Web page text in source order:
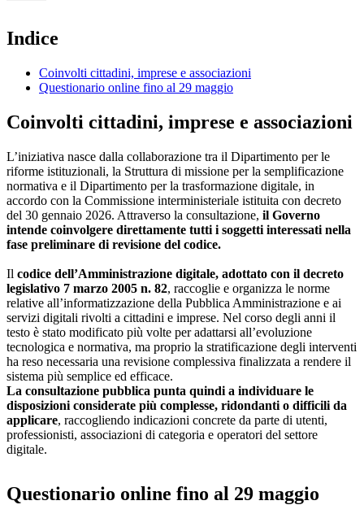
Indice
Coinvolti cittadini, imprese e associazioni
Questionario online fino al 29 maggio
Coinvolti cittadini, imprese e associazioni
L’iniziativa nasce dalla collaborazione tra il Dipartimento per le
riforme istituzionali, la Struttura di missione per la semplificazione
normativa e il Dipartimento per la trasformazione digitale, in
accordo con la Commissione interministeriale istituita con decreto
del 30 gennaio 2026. Attraverso la consultazione, il Governo
intende coinvolgere direttamente tutti i soggetti interessati nella
fase preliminare di revisione del codice.
Il codice dell’Amministrazione digitale, adottato con il decreto
legislativo 7 marzo 2005 n. 82, raccoglie e organizza le norme
relative all’informatizzazione della Pubblica Amministrazione e ai
servizi digitali rivolti a cittadini e imprese. Nel corso degli anni il
testo è stato modificato più volte per adattarsi all’evoluzione
tecnologica e normativa, ma proprio la stratificazione degli interventi
ha reso necessaria una revisione complessiva finalizzata a rendere il
sistema più semplice ed efficace.
La consultazione pubblica punta quindi a individuare le
disposizioni considerate più complesse, ridondanti o difficili da
applicare, raccogliendo indicazioni concrete da parte di utenti,
professionisti, associazioni di categoria e operatori del settore
digitale.
Questionario online fino al 29 maggio